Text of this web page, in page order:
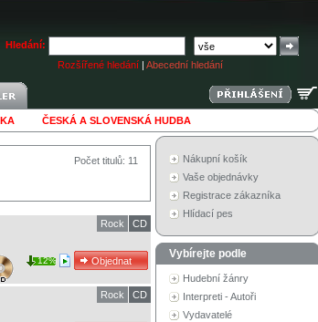
Hledání:
Rozšířené hledání | Abecední hledání
ČESKÁ A SLOVENSKÁ HUDBA
Počet titulů: 11
CD
Rock
12%
CD
Rock
Nákupní košík
Vaše objednávky
Registrace zákazníka
Hlídací pes
Vybírejte podle
Hudební žánry
Interpreti - Autoři
Vydavatelé